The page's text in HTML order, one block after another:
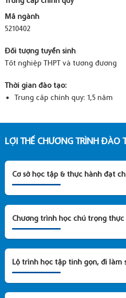
Mã ngành
5210402
Đối tượng tuyển sinh
Tốt nghiệp THPT và tương đương
Thời gian đào tạo:
Trung cấp chính quy: 1,5 năm
LỢI THẾ CHƯƠNG TRÌNH ĐÀO
Cơ sở học tập & thực hành đạt
Chương trình học chú trọng
Lộ trình học tập tinh gọn, đi làm